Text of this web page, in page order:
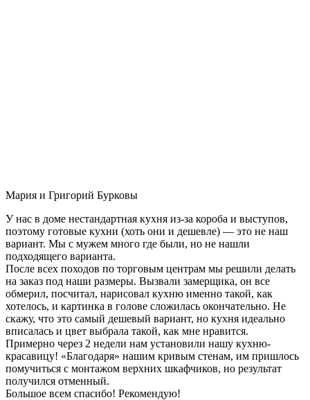
Мария и Григорий Бурковы
У нас в доме нестандартная кухня из-за короба и выступов,
поэтому готовые кухни (хоть они и дешевле) — это не наш
вариант. Мы с мужем много где были, но не нашли
подходящего варианта.
После всех походов по торговым центрам мы решили делать
на заказ под наши размеры. Вызвали замерщика, он все
обмерил, посчитал, нарисовал кухню именно такой, как
хотелось, и картинка в голове сложилась окончательно. Не
скажу, что это самый дешевый вариант, но кухня идеально
вписалась и цвет выбрала такой, как мне нравится.
Примерно через 2 недели нам установили нашу кухню-
красавицу! «Благодаря» нашим кривым стенам, им пришлось
помучиться с монтажом верхних шкафчиков, но результат
получился отменный.
Большое всем спасибо! Рекомендую!